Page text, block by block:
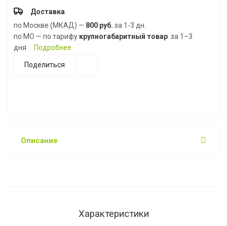
Доставка
по Москве (МКАД) — 800 руб. за 1-3 дн.
по МО — по тарифу крупногабаритный товар за 1–3
дня
Подробнее
Поделиться
Описание
Характеристики